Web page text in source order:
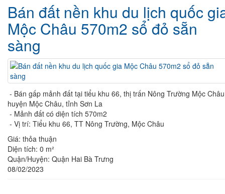
Bán đất nền khu du lịch quốc
Mộc Châu 570m2 sổ đỏ sẵn
sàng
- Bán gấp mảnh đất tại tiểu khu 66, thị trấn Nông Trường Mộc
huyện Mộc Châu, tỉnh Sơn La
- Mảnh đất có diện tích 570m2
- Vị trí: Tiểu khu 66, TT Nông Trường, Mộc Châu
Giá: thỏa thuận
Diện tích: 0 m²
Quận/Huyện: Quận Hai Bà Trưng
08/02/2023